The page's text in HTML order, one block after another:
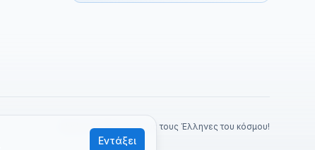
Εντάξει
Made with ❤️ για όλους τους Έλληνες του κόσμου!